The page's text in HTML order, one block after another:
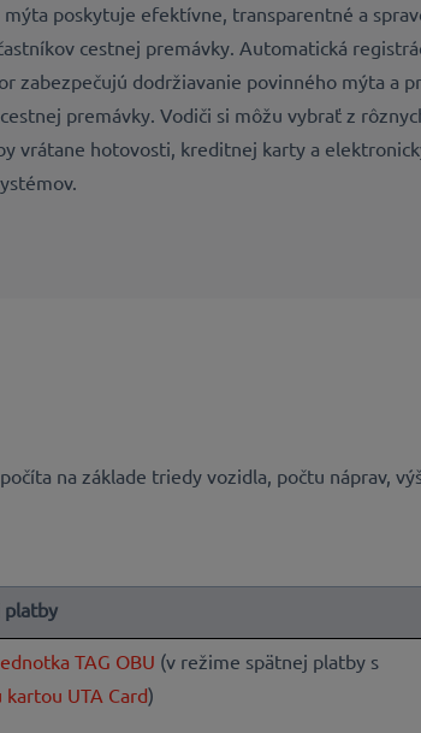
mýta poskytuje efektívne, transparentné a
cestnej premávky. Automatická
zabezpečujú dodržiavanie povinného mýta a
premávky. Vodiči si môžu vybrať z
vrátane hotovosti, kreditnej karty a
na základe triedy vozidla, počtu náprav,
platby
TAG OBU (v režime spätnej platby s
kartou UTA Card)